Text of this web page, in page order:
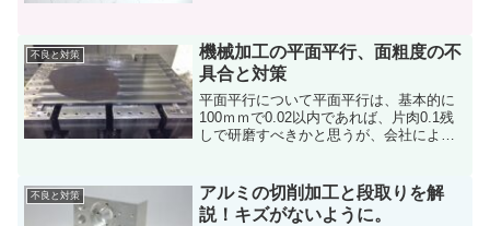
え、見にくくて理解しにくい図...
不良と対策
機械加工の平面平行、面粗度の不
具合と対策
平面平行について平面平行は、基本的に
100ｍｍで0.02以内であれば、片肉0.1残
しで研磨すべきかと思うが、会社によっ
ては、別の記事にて紹介してありますの
で、参考に見て...
不良と対策
アルミの切削加工と段取りを解
説！キズがないように。